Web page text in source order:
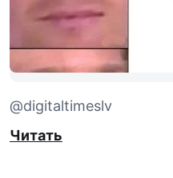
@digitaltimeslv
Читать